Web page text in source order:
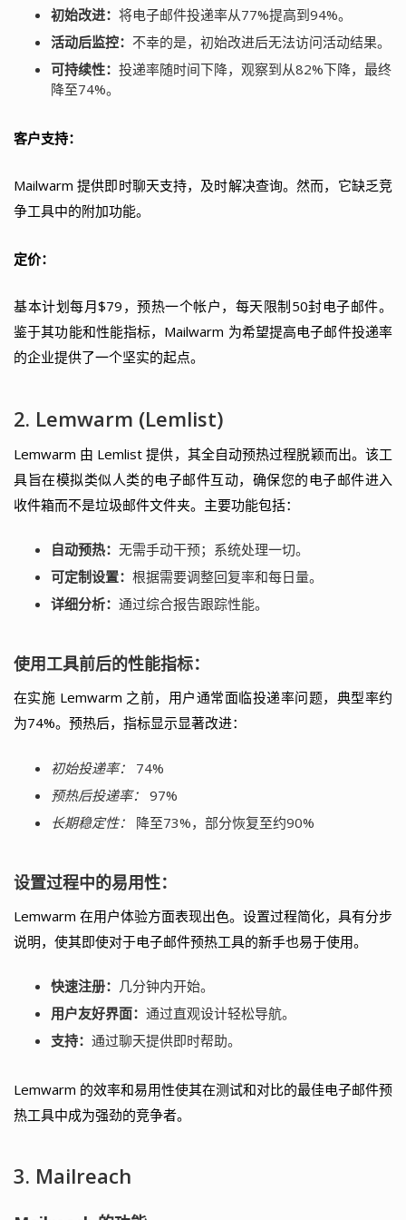
初始改进： 将电子邮件投递率从77%提高到94%。
活动后监控： 不幸的是，初始改进后无法访问活动结果。
可持续性： 投递率随时间下降，观察到从82%下降，最终
降至74%。
客户支持：
Mailwarm 提供即时聊天支持，及时解决查询。然而，它缺乏竞
争工具中的附加功能。
定价：
基本计划每月$79，预热一个帐户，每天限制50封电子邮件。
鉴于其功能和性能指标，Mailwarm 为希望提高电子邮件投递率
的企业提供了一个坚实的起点。
2. Lemwarm (Lemlist)
Lemwarm 由 Lemlist 提供，其全自动预热过程脱颖而出。该工
具旨在模拟类似人类的电子邮件互动，确保您的电子邮件进入
收件箱而不是垃圾邮件文件夹。主要功能包括：
自动预热： 无需手动干预；系统处理一切。
可定制设置： 根据需要调整回复率和每日量。
详细分析： 通过综合报告跟踪性能。
使用工具前后的性能指标：
在实施 Lemwarm 之前，用户通常面临投递率问题，典型率约
为74%。预热后，指标显示显著改进：
初始投递率：
74%
预热后投递率： 97%
长期稳定性：
降至73%，部分恢复至约90%
设置过程中的易用性：
Lemwarm 在用户体验方面表现出色。设置过程简化，具有分步
说明，使其即使对于电子邮件预热工具的新手也易于使用。
快速注册： 几分钟内开始。
用户友好界面： 通过直观设计轻松导航。
支持： 通过聊天提供即时帮助。
Lemwarm 的效率和易用性使其在测试和对比的最佳电子邮件预
热工具中成为强劲的竞争者。
3. Mailreach